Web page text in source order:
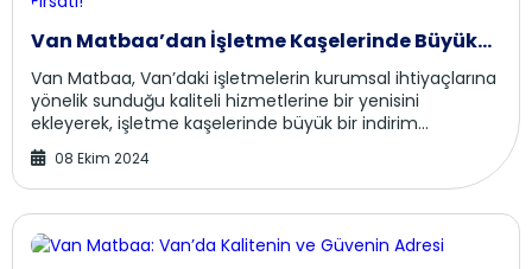
Van Matbaa’dan İşletme Kaşelerinde Büyük
İndirim Fırsatı!
Van Matbaa, Van’daki işletmelerin kurumsal ihtiyaçlarına
yönelik sunduğu kaliteli hizmetlerine bir yenisini
ekleyerek, işletme kaşelerinde büyük bir indirim
kampanyası başlattı. Bölgede uzun yıllardır...
08 Ekim 2024